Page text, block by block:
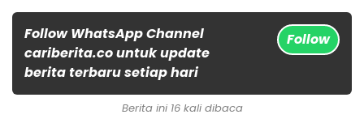
Follow WhatsApp Channel
cariberita.co untuk update
berita terbaru setiap hari
Follow
Berita ini 16 kali dibaca